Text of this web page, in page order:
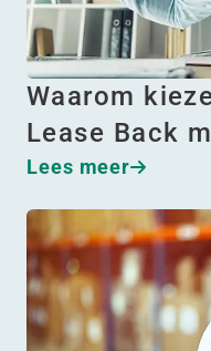
Waarom
Lease Back
Lees meer